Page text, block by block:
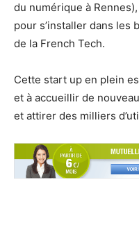
du numérique à
pour s’installer dans les
de la French Tech.
Cette start up en plein
et à accueillir de
et attirer des milliers